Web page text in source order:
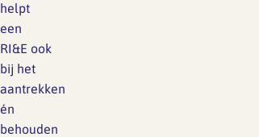
helpt
een
RI&E ook
bij het
aantrekken
én
behouden